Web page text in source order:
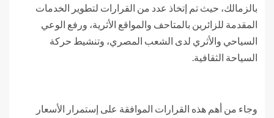
بالزمالك، حيث تم إتخاذ عدد من القرارات لتطوير الخدمات
المقدمة للزائرين بالمتاحف والمواقع الأثرية، ورفع الوعي
السياحي والأثري لدى الشعب المصري، وتنشيط حركة
السياحة الثقافية.
وجاء من أهم هذه القرارات الموافقة على إستمرار الأسعار